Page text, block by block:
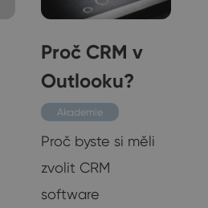
Proč CRM v
Outlooku?
Akademie
Proč byste si měli
zvolit CRM
software